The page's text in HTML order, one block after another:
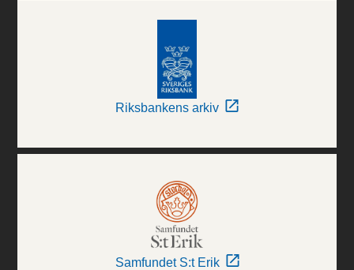
Riksbankens arkiv
Samfundet S:t Erik